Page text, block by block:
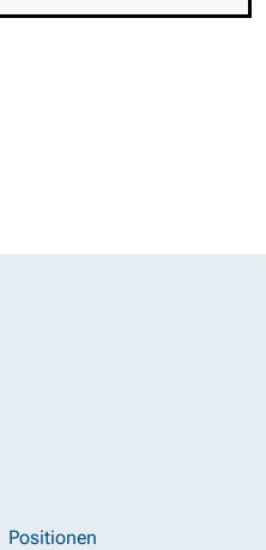
Positionen